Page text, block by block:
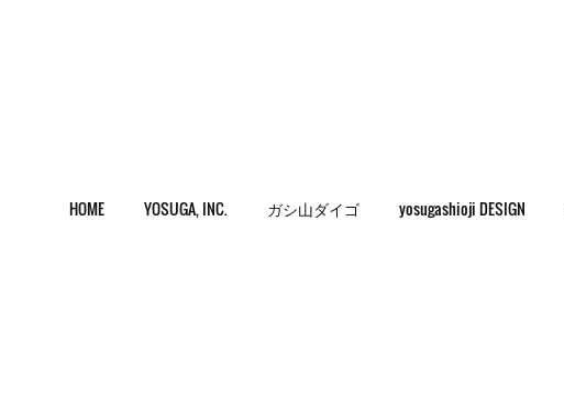
HOME YOSUGA, INC. ガシ山ダイゴ yosugashioji DESIGN